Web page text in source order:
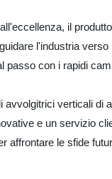
il
l'industria
passo con i rapidi
verticali
e un servizio
affrontare le sfide